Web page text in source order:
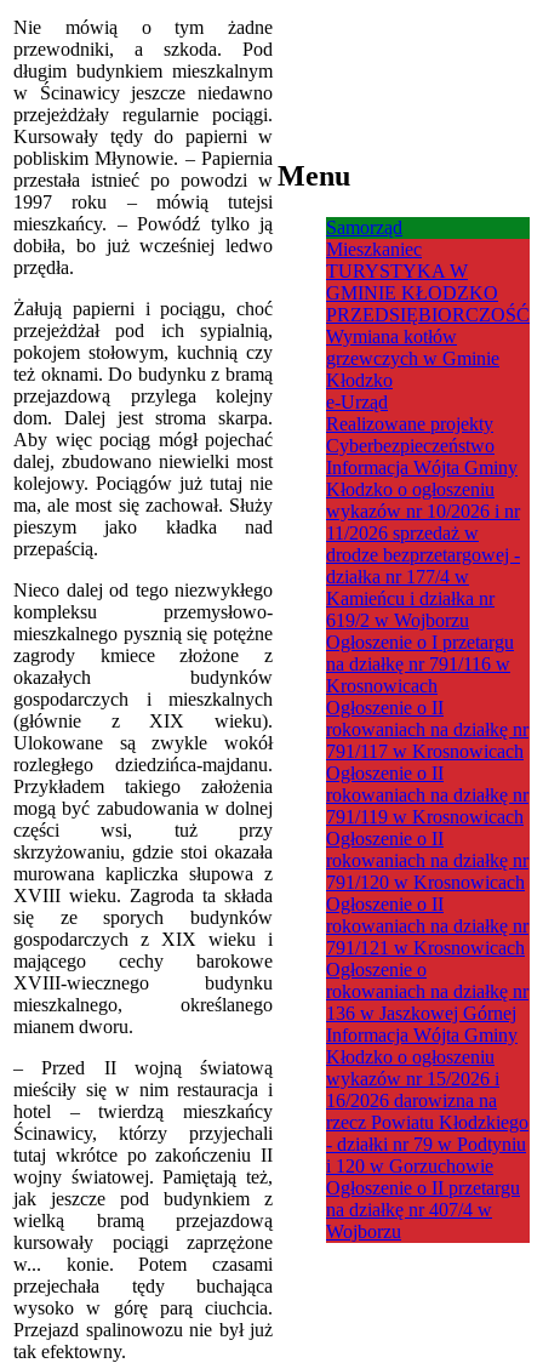
Nie mówią o tym żadne
przewodniki, a szkoda. Pod
długim budynkiem mieszkalnym
w Ścinawicy jeszcze niedawno
przejeżdżały regularnie pociągi.
Kursowały tędy do papierni w
pobliskim Młynowie. – Papiernia
przestała istnieć po powodzi w
1997 roku – mówią tutejsi
mieszkańcy. – Powódź tylko ją
dobiła, bo już wcześniej ledwo
przędła.
Żałują papierni i pociągu, choć
przejeżdżał pod ich sypialnią,
pokojem stołowym, kuchnią czy
też oknami. Do budynku z bramą
przejazdową przylega kolejny
dom. Dalej jest stroma skarpa.
Aby więc pociąg mógł pojechać
dalej, zbudowano niewielki most
kolejowy. Pociągów już tutaj nie
ma, ale most się zachował. Służy
pieszym jako kładka nad
przepaścią.
Nieco dalej od tego niezwykłego
kompleksu przemysłowo-
mieszkalnego pysznią się potężne
zagrody kmiece złożone z
okazałych budynków
gospodarczych i mieszkalnych
(głównie z XIX wieku).
Ulokowane są zwykle wokół
rozległego dziedzińca-majdanu.
Przykładem takiego założenia
mogą być zabudowania w dolnej
części wsi, tuż przy
skrzyżowaniu, gdzie stoi okazała
murowana kapliczka słupowa z
XVIII wieku. Zagroda ta składa
się ze sporych budynków
gospodarczych z XIX wieku i
mającego cechy barokowe
XVIII-wiecznego budynku
mieszkalnego, określanego
mianem dworu.
– Przed II wojną światową
mieściły się w nim restauracja i
hotel – twierdzą mieszkańcy
Ścinawicy, którzy przyjechali
tutaj wkrótce po zakończeniu II
wojny światowej. Pamiętają też,
jak jeszcze pod budynkiem z
wielką bramą przejazdową
kursowały pociągi zaprzężone
w... konie. Potem czasami
przejechała tędy buchająca
wysoko w górę parą ciuchcia.
Przejazd spalinowozu nie był już
tak efektowny.
Menu
Samorząd
Mieszkaniec
TURYSTYKA W
GMINIE KŁODZKO
PRZEDSIĘBIORCZOŚĆ
Wymiana kotłów
grzewczych w Gminie
Kłodzko
e-Urząd
Realizowane projekty
Cyberbezpieczeństwo
Informacja Wójta Gminy
Kłodzko o ogłoszeniu
wykazów nr 10/2026 i nr
11/2026 sprzedaż w
drodze bezprzetargowej -
działka nr 177/4 w
Kamieńcu i działka nr
619/2 w Wojborzu
Ogłoszenie o I przetargu
na działkę nr 791/116 w
Krosnowicach
Ogłoszenie o II
rokowaniach na działkę nr
791/117 w Krosnowicach
Ogłoszenie o II
rokowaniach na działkę nr
791/119 w Krosnowicach
Ogłoszenie o II
rokowaniach na działkę nr
791/120 w Krosnowicach
Ogłoszenie o II
rokowaniach na działkę nr
791/121 w Krosnowicach
Ogłoszenie o
rokowaniach na działkę nr
136 w Jaszkowej Górnej
Informacja Wójta Gminy
Kłodzko o ogłoszeniu
wykazów nr 15/2026 i
16/2026 darowizna na
rzecz Powiatu Kłodzkiego
- działki nr 79 w Podtyniu
i 120 w Gorzuchowie
Ogłoszenie o II przetargu
na działkę nr 407/4 w
Wojborzu